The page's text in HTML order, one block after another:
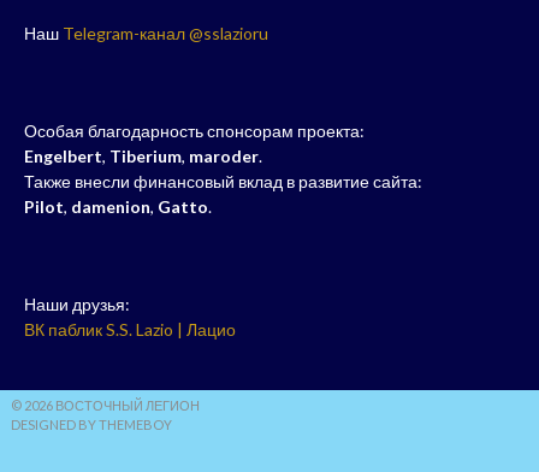
Наш Telegram-канал @sslazioru
Особая благодарность спонсорам проекта:
Engelbert, Tiberium, maroder.
Также внесли финансовый вклад в развитие сайта:
Pilot, damenion, Gatto.
Наши друзья:
ВК паблик S.S. Lazio | Лацио
© 2026 ВОСТОЧНЫЙ ЛЕГИОН
DESIGNED BY THEMEBOY